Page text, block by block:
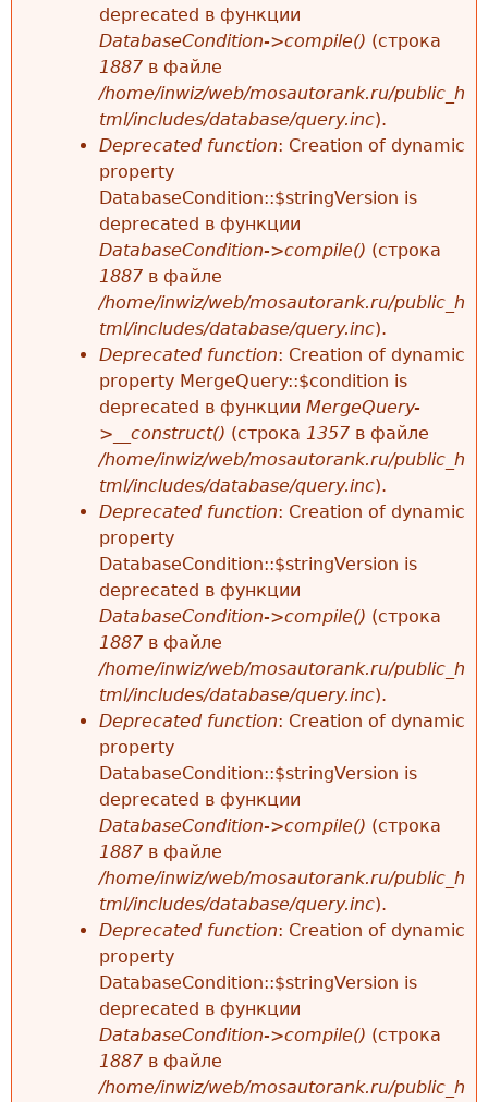
deprecated в функции
DatabaseCondition->compile() (строка
1887 в файле
/home/inwiz/web/mosautorank.ru/public_h
tml/includes/database/query.inc).
Deprecated function: Creation of dynamic
property
DatabaseCondition::$stringVersion is
deprecated в функции
DatabaseCondition->compile() (строка
1887 в файле
/home/inwiz/web/mosautorank.ru/public_h
tml/includes/database/query.inc).
Deprecated function: Creation of dynamic
property MergeQuery::$condition is
deprecated в функции MergeQuery-
>__construct() (строка 1357 в файле
/home/inwiz/web/mosautorank.ru/public_h
tml/includes/database/query.inc).
Deprecated function: Creation of dynamic
property
DatabaseCondition::$stringVersion is
deprecated в функции
DatabaseCondition->compile() (строка
1887 в файле
/home/inwiz/web/mosautorank.ru/public_h
tml/includes/database/query.inc).
Deprecated function: Creation of dynamic
property
DatabaseCondition::$stringVersion is
deprecated в функции
DatabaseCondition->compile() (строка
1887 в файле
/home/inwiz/web/mosautorank.ru/public_h
tml/includes/database/query.inc).
Deprecated function: Creation of dynamic
property
DatabaseCondition::$stringVersion is
deprecated в функции
DatabaseCondition->compile() (строка
1887 в файле
/home/inwiz/web/mosautorank.ru/public_h